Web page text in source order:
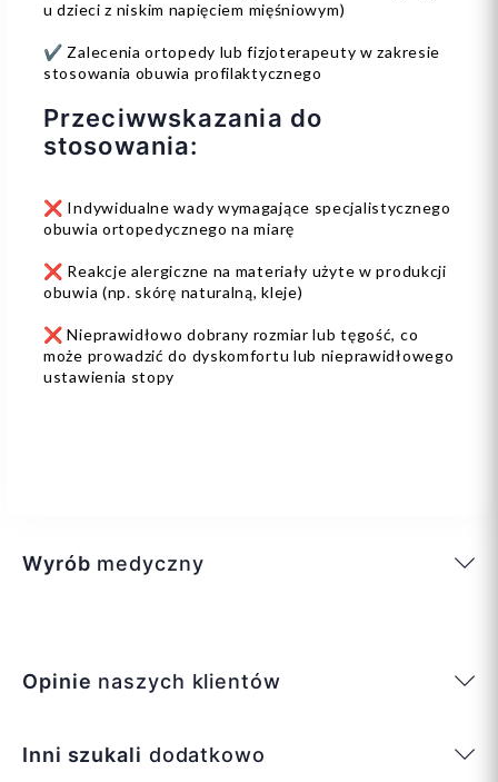
u dzieci z niskim napięciem mięśniowym)
✔️ Zalecenia ortopedy lub fizjoterapeuty w zakresie
stosowania obuwia profilaktycznego
Przeciwwskazania do
stosowania:
❌ Indywidualne wady wymagające specjalistycznego
obuwia ortopedycznego na miarę
❌ Reakcje alergiczne na materiały użyte w produkcji
obuwia (np. skórę naturalną, kleje)
❌ Nieprawidłowo dobrany rozmiar lub tęgość, co
może prowadzić do dyskomfortu lub nieprawidłowego
ustawienia stopy
Wyrób medyczny
Opinie naszych klientów
Inni szukali dodatkowo